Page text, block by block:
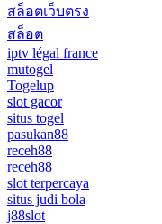
สล็อตเว็บตรง
สล็อต
iptv légal france
mutogel
Togelup
slot gacor
situs togel
pasukan88
receh88
receh88
slot terpercaya
situs judi bola
j88slot